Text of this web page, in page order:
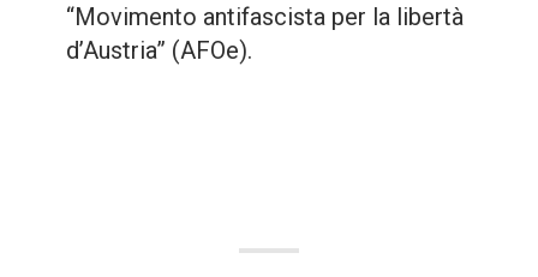
“Movimento antifascista per la libertà
d’Austria” (AFOe).